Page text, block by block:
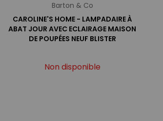
Barton & Co
CAROLINE'S HOME - LAMPADAIRE À
ABAT JOUR AVEC ECLAIRAGE MAISON
DE POUPÉES NEUF BLISTER
Non disponible